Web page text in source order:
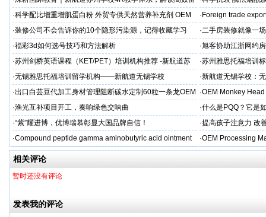
学备考之路
M/ODM定制
·科学配比增重增肌蛋白粉 外贸专供天然营养补充剂 OEM
源头定制
· Foreign trade
·装修公司不会告诉你的10个隐形污染源，记得收藏学习 ·二手房装修就像一
糟心！看完这篇再开
·福彩3d如何选号技巧和方法解析 ·旭客协助江浙网约
标杆
·苏州剑桥英语课程（KET/PET）培训机构推荐 -新航道苏
州学校
·苏州雅思托福培训
率领先
·无锡雅思托福培训留学机构——新航道无锡学校 ·新航道无锡学校：
·出口白芸豆代加工身材管理阻断碳水定制60粒一条龙OEM
贴牌
·OEM Monkey
aps
·渔光互补项目开工，奏响绿色交响曲 ·什么是PQQ？它是
·“紫”耀进博，优博瑞慕彰显大国品牌自信！ ·提高孩子注意力 改
·Compound peptide gamma aminobutyric acid ointment ·OEM Processing
相关评论
暂时还没有评论
发表我的评论